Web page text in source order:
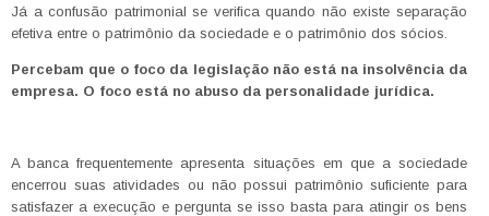
Já a confusão patrimonial se verifica quando não existe separação
efetiva entre o patrimônio da sociedade e o patrimônio dos sócios.
Percebam que o foco da legislação não está na insolvência da
empresa. O foco está no abuso da personalidade jurídica.
A banca frequentemente apresenta situações em que a sociedade
encerrou suas atividades ou não possui patrimônio suficiente para
satisfazer a execução e pergunta se isso basta para atingir os bens